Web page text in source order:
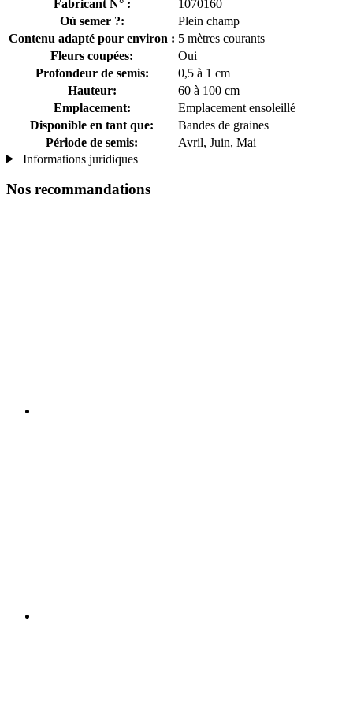
Fabricant N° :
1070160
Où semer ?:
Plein champ
Contenu adapté pour environ : 5 mètres courants
Fleurs coupées:
Oui
Profondeur de semis:
0,5 à 1 cm
Hauteur:
60 à 100 cm
Emplacement:
Emplacement ensoleillé
Disponible en tant que:
Bandes de graines
Période de semis:
Avril, Juin, Mai
Informations juridiques
Nos recommandations